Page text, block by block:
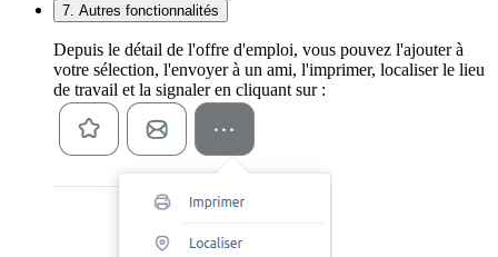
7. Autres fonctionnalités
Depuis le détail de l'offre d'emploi, vous pouvez l'ajouter à
votre sélection, l'envoyer à un ami, l'imprimer, localiser le lieu
de travail et la signaler en cliquant sur :